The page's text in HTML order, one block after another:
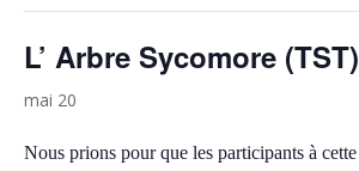
L’ Arbre Sycomore (TST)
mai 20
Nous prions pour que les participants à cette